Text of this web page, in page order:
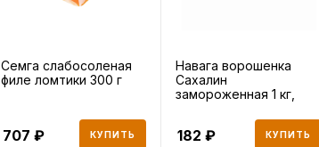
Семга слабосоленая
филе ломтики 300 г
707 КУПИТЬ
Навага ворошенка
Сахалин
замороженная 1 кг,
182 КУПИТЬ